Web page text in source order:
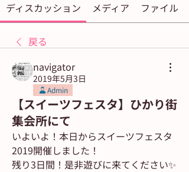
ディスカッション メディア ファイル
戻る
navigator
2019年5月3日
Admin
【スイーツフェスタ】ひかり街
集会所にて
いよいよ！本日からスイーツフェスタ
2019開催しました！
残り3日間！是非遊びに来てください✨